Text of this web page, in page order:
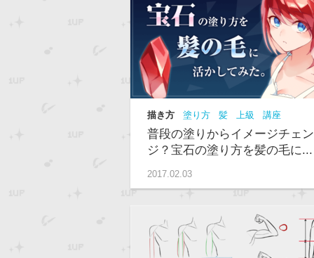
描き方 塗り方 髪 上級
講座
MUGENUP
普段の塗りからイメージチェン
ジ？宝石の塗り方を髪の毛に...
2017.02.03